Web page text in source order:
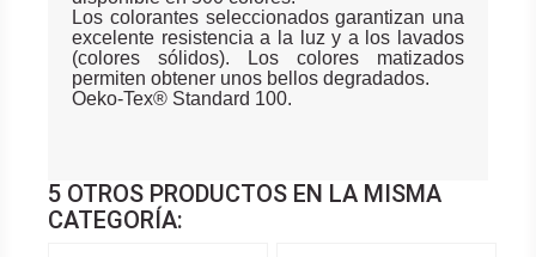
Los colorantes seleccionados garantizan una
excelente resistencia a la luz y a los lavados
(colores sólidos). Los colores matizados
permiten obtener unos bellos degradados.
Oeko-Tex® Standard 100.
5 OTROS PRODUCTOS EN LA MISMA
CATEGORÍA: